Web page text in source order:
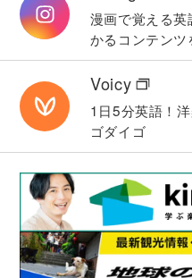
漫画で覚える
かるコンテンツ
Voicy
1日5分英語！
ゴダイゴ